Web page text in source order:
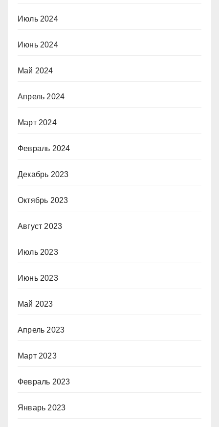
Июль 2024
Июнь 2024
Май 2024
Апрель 2024
Март 2024
Февраль 2024
Декабрь 2023
Октябрь 2023
Август 2023
Июль 2023
Июнь 2023
Май 2023
Апрель 2023
Март 2023
Февраль 2023
Январь 2023